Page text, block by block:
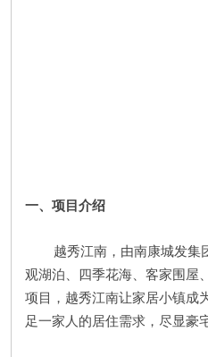
一、项目介绍
越秀江南，由南康城发集
观湖泊、四季花海、客家围屋
项目，越秀江南让家居小镇成
足一家人的居住需求，尽显豪